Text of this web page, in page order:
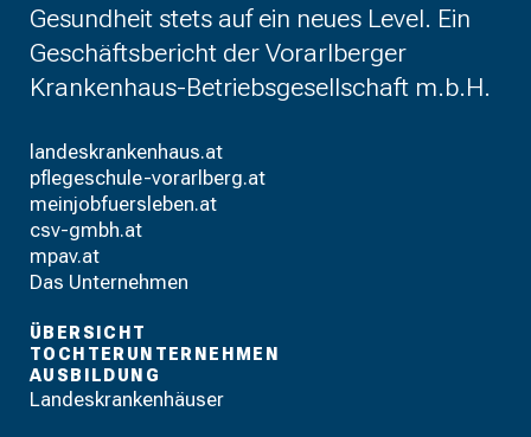
Gesundheit stets auf ein neues Level. Ein
Geschäftsbericht der Vorarlberger
Krankenhaus-Betriebsgesellschaft m.b.H.
landeskrankenhaus.at
pflegeschule-vorarlberg.at
meinjobfuersleben.at
csv-gmbh.at
mpav.at
Das Unternehmen
ÜBERSICHT
TOCHTERUNTERNEHMEN
AUSBILDUNG
Landeskrankenhäuser